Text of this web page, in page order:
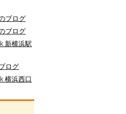
ブログ
ブログ
新横浜駅
ログ
横浜西口